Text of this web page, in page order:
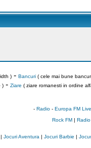
)- Bancuri( cele mai bune
)- Ziare ( ziare romanesti in ordine
- Radio- Europa FM Live
Rock FM| Radio
| Jocuri Aventura | Jocuri Barbie |